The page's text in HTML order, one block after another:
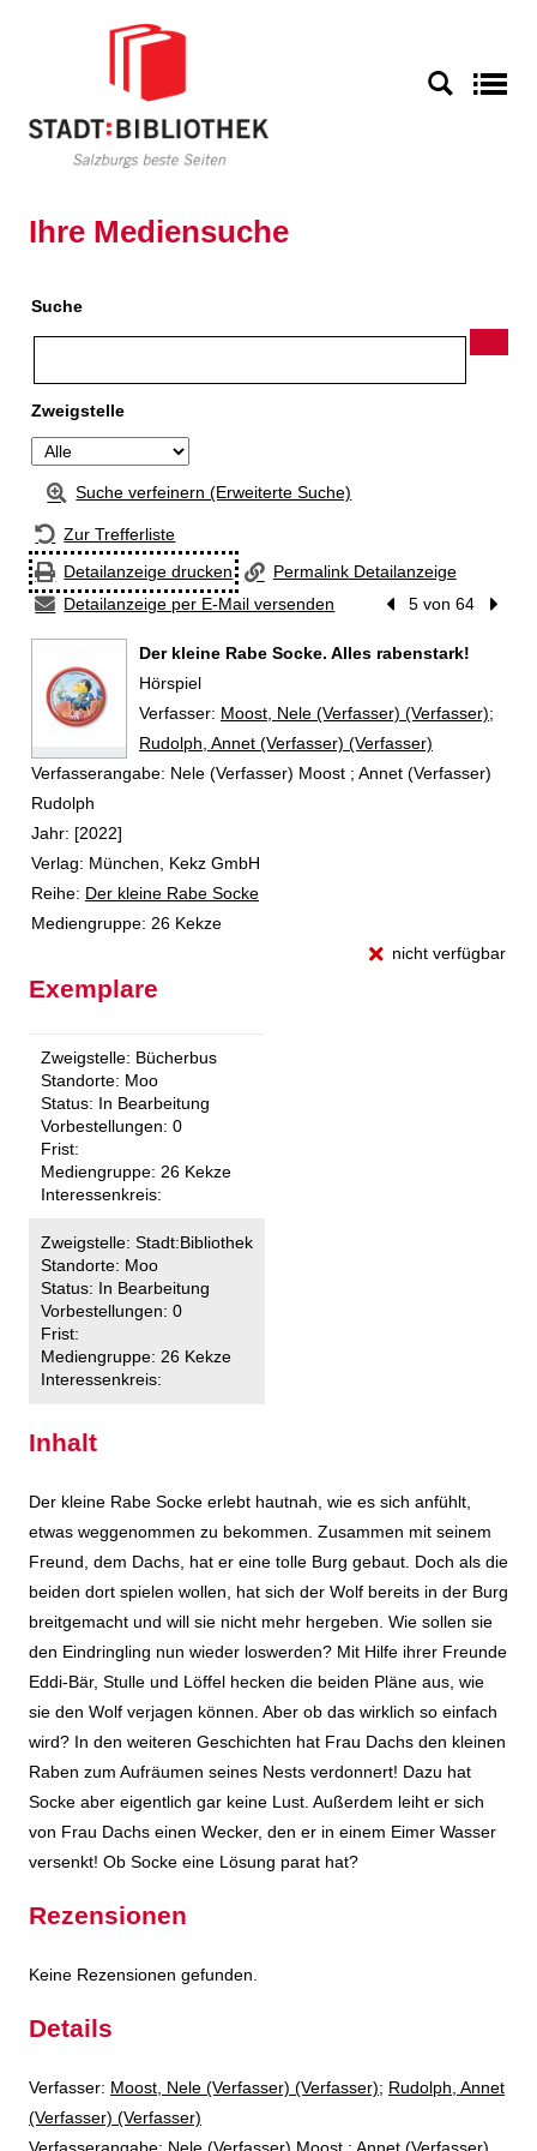
Ihre Mediensuche
Suche
Zweigstelle
Suche verfeinern (Erweiterte Suche)
Zur Trefferliste
Detailanzeige drucken
Permalink Detailanzeige
Detailanzeige per E-Mail versenden
Vorheriger Treffer
5 von 64
Der kleine Rabe Socke. Alles rabenstark!
Hörspiel
Verfasser: Suche nach diesem Verfasser
Moost, Nele (Verfasser) (Verfasser);
Rudolph, Annet (Verfasser) (Verfasser)
Verfasserangabe: Nele (Verfasser) Moost ; Annet (Verfasser)
Rudolph
Jahr: [2022]
Verlag: München, Kekz GmbH
Reihe: Der kleine Rabe Socke
Mediengruppe: 26 Kekze
nicht verfügbar
Exemplare
Zweigstelle: Bücherbus
Standorte: Moo
Status: In Bearbeitung
Vorbestellungen: 0
Frist:
Mediengruppe: 26 Kekze
Interessenkreis:
Zweigstelle: Stadt:Bibliothek
Standorte: Moo
Status: In Bearbeitung
Vorbestellungen: 0
Frist:
Mediengruppe: 26 Kekze
Interessenkreis:
Inhalt
Der kleine Rabe Socke erlebt hautnah, wie es sich anfühlt,
etwas weggenommen zu bekommen. Zusammen mit seinem
Freund, dem Dachs, hat er eine tolle Burg gebaut. Doch als die
beiden dort spielen wollen, hat sich der Wolf bereits in der Burg
breitgemacht und will sie nicht mehr hergeben. Wie sollen sie
den Eindringling nun wieder loswerden? Mit Hilfe ihrer Freunde
Eddi-Bär, Stulle und Löffel hecken die beiden Pläne aus, wie
sie den Wolf verjagen können. Aber ob das wirklich so einfach
wird? In den weiteren Geschichten hat Frau Dachs den kleinen
Raben zum Aufräumen seines Nests verdonnert! Dazu hat
Socke aber eigentlich gar keine Lust. Außerdem leiht er sich
von Frau Dachs einen Wecker, den er in einem Eimer Wasser
versenkt! Ob Socke eine Lösung parat hat?
Rezensionen
Keine Rezensionen gefunden.
Details
Verfasser: Suche nach diesem Verfasser
Moost, Nele (Verfasser) (Verfasser); Rudolph, Annet
(Verfasser) (Verfasser)